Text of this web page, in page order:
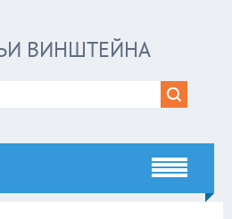
ВИНШТЕЙНА